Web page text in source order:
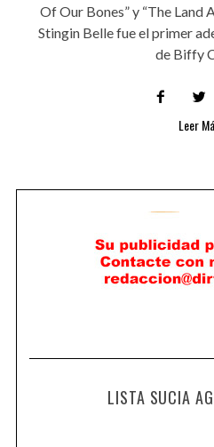
Of Our Bones” y “The Land
Stingin Belle fue el primer
de Biffy
Leer
LISTA SUCIA